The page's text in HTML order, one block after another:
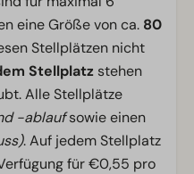
eine Größe von ca. 80
Stellplätzen nicht
Stellplatz stehen
Alle Stellplätze
-ablaufsowie einen
. Auf jedem Stellplatz
für €0,55 pro